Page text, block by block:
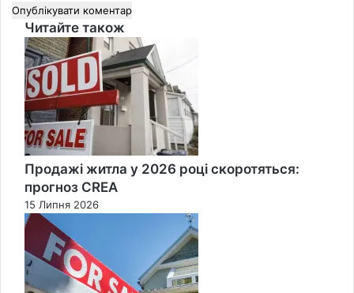
Читайте також
Close
Продажі житла у 2026 році скоротяться:
прогноз CREA
15 Липня 2026